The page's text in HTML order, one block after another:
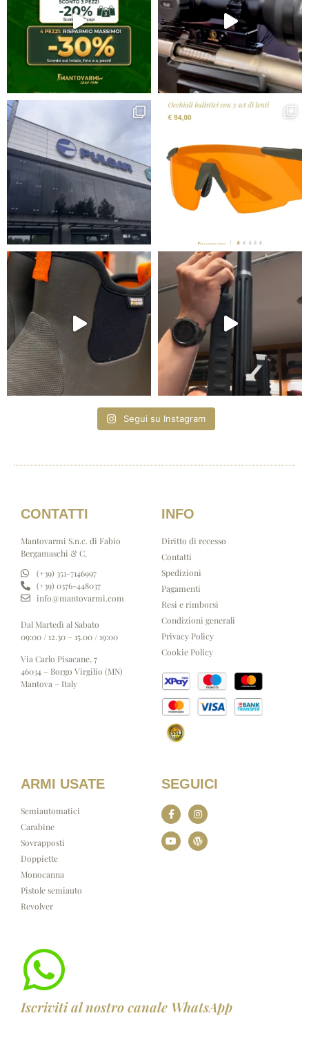
Segui su Instagram
CONTATTI
Mantovarmi S.n.c. di Fabio
Bergamaschi & C.
(+39) 351-7146997
(+39) 0376-448037
info@mantovarmi.com
Dal Martedì al Sabato
09:00 / 12.30 – 15.00 / 19:00
Via Carlo Pisacane, 7
46034 – Borgo Virgilio (MN)
Mantova – Italy
INFO
Diritto di recesso
Contatti
Spedizioni
Pagamenti
Resi e rimborsi
Condizioni generali
Privacy Policy
Cookie Policy
ARMI USATE
Semiautomatici
Carabine
Sovrapposti
Doppiette
Monocanna
Pistole semiauto
Revolver
SEGUICI
Iscriviti al nostro canale WhatsApp